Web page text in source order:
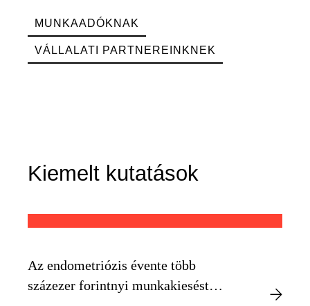
MUNKAADÓKNAK
VÁLLALATI PARTNEREINKNEK
Kiemelt kutatások
Az endometriózis évente több
százezer forintnyi munkakiesést